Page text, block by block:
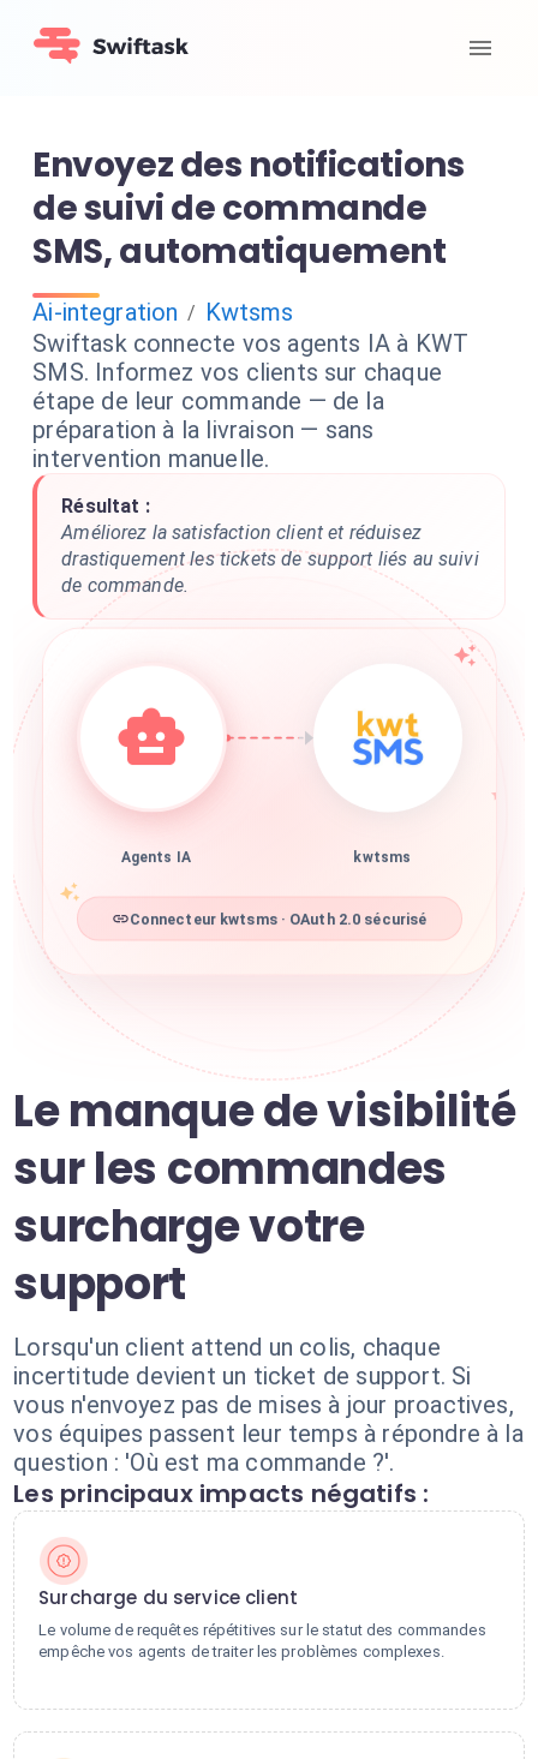
Envoyez des notifications
de suivi de commande
SMS, automatiquement
Ai-integration / Kwtsms
Swiftask connecte vos agents IA à KWT
SMS. Informez vos clients sur chaque
étape de leur commande — de la
préparation à la livraison — sans
intervention manuelle.
Résultat :
Améliorez la satisfaction client et réduisez
drastiquement les tickets de support liés au suivi
de commande.
Agents IA kwtsms
Connecteur kwtsms · OAuth 2.0 sécurisé
Le manque de visibilité
sur les commandes
surcharge votre
support
Lorsqu'un client attend un colis, chaque
incertitude devient un ticket de support. Si
vous n'envoyez pas de mises à jour proactives,
vos équipes passent leur temps à répondre à la
question : 'Où est ma commande ?'.
Les principaux impacts négatifs :
Surcharge du service client
Le volume de requêtes répétitives sur le statut des commandes
empêche vos agents de traiter les problèmes complexes.